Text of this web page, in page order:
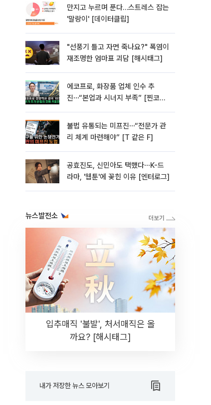
만지고 누르며 푼다…스트레스 잡는
'말랑이' [데이터클립]
"선풍기 틀고 자면 죽나요?" 폭염이
재조명한 엄마표 괴담 [해시태그]
에코프로, 화장품 업체 인수 추
진⋯“본업과 시너지 부족” [찐코노
불법 유통되는 미프진⋯“전문가 관
리 체계 마련해야” [T 같은 F]
공효진도, 신민아도 택했다⋯K-드
라마, '웹툰'에 꽂힌 이유 [엔터로그]
뉴스발전소
입추매직 '불발', 처서매직은 올
까요? [해시태그]
내가 저장한 뉴스 모아보기